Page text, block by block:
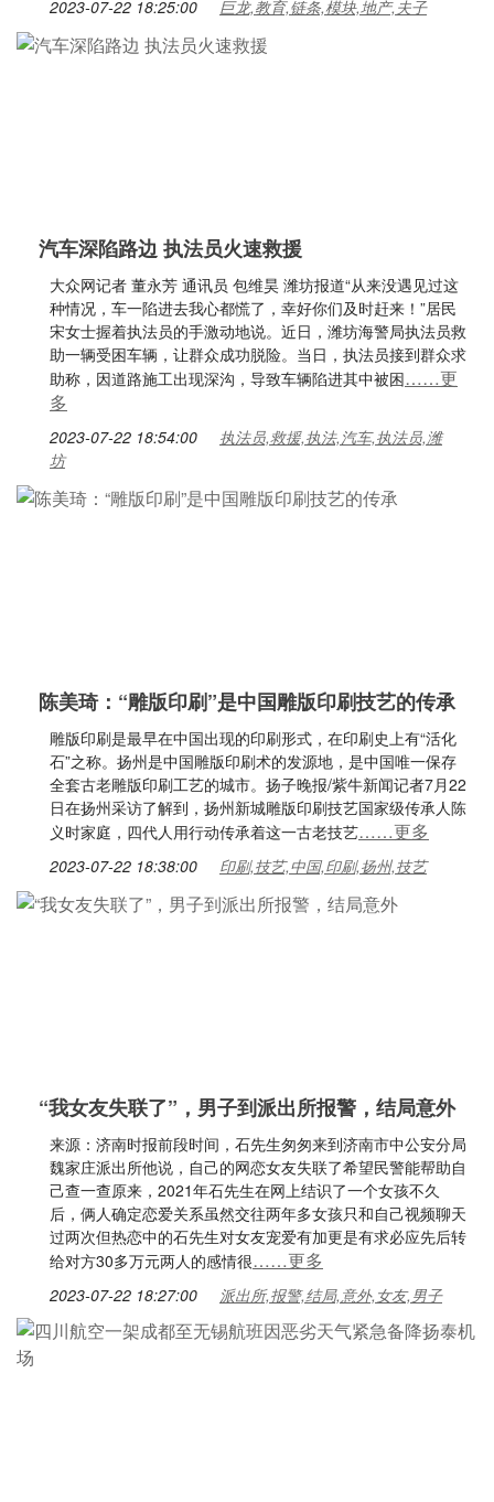
2023-07-22 18:25:00 巨龙,教育,链条,模块,地产,夫子
汽车深陷路边 执法员火速救援
大众网记者 董永芳 通讯员 包维昊 潍坊报道“从来没遇见过这
种情况，车一陷进去我心都慌了，幸好你们及时赶来！”居民
宋女士握着执法员的手激动地说。近日，潍坊海警局执法员救
助一辆受困车辆，让群众成功脱险。当日，执法员接到群众求
助称，因道路施工出现深沟，导致车辆陷进其中被困……更
多
2023-07-22 18:54:00
执法员,救援,执法,汽车,执法员,潍
坊
陈美琦：“雕版印刷”是中国雕版印刷技艺的传承
雕版印刷是最早在中国出现的印刷形式，在印刷史上有“活化
石”之称。扬州是中国雕版印刷术的发源地，是中国唯一保存
全套古老雕版印刷工艺的城市。扬子晚报/紫牛新闻记者7月22
日在扬州采访了解到，扬州新城雕版印刷技艺国家级传承人陈
义时家庭，四代人用行动传承着这一古老技艺……更多
2023-07-22 18:38:00 印刷,技艺,中国,印刷,扬州,技艺
“我女友失联了”，男子到派出所报警，结局意外
来源：济南时报前段时间，石先生匆匆来到济南市中公安分局
魏家庄派出所他说，自己的网恋女友失联了希望民警能帮助自
己查一查原来，2021年石先生在网上结识了一个女孩不久
后，俩人确定恋爱关系虽然交往两年多女孩只和自己视频聊天
过两次但热恋中的石先生对女友宠爱有加更是有求必应先后转
给对方30多万元两人的感情很……更多
2023-07-22 18:27:00 派出所,报警,结局,意外,女友,男子